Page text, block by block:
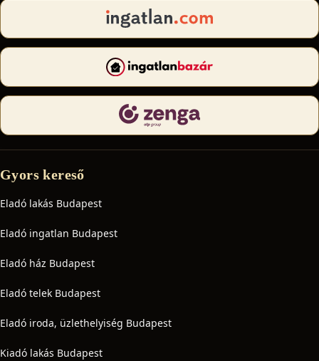
Gyors kereső
Eladó lakás Budapest
Eladó ingatlan Budapest
Eladó ház Budapest
Eladó telek Budapest
Eladó iroda, üzlethelyiség Budapest
Kiadó lakás Budapest